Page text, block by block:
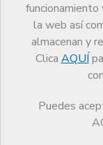
la web así
almacenan y
Clica AQUÍ
Puedes
Noticias
Comunicación
Nota de la Junta de
obligatoria de los